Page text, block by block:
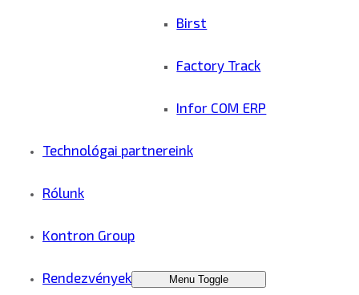
Birst
Factory Track
Infor COM ERP
Technológai partnereink
Rólunk
Kontron Group
Rendezvények Menu Toggle